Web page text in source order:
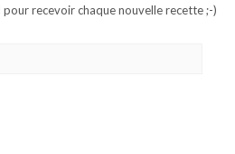
recevoir chaque nouvelle recette ;-)